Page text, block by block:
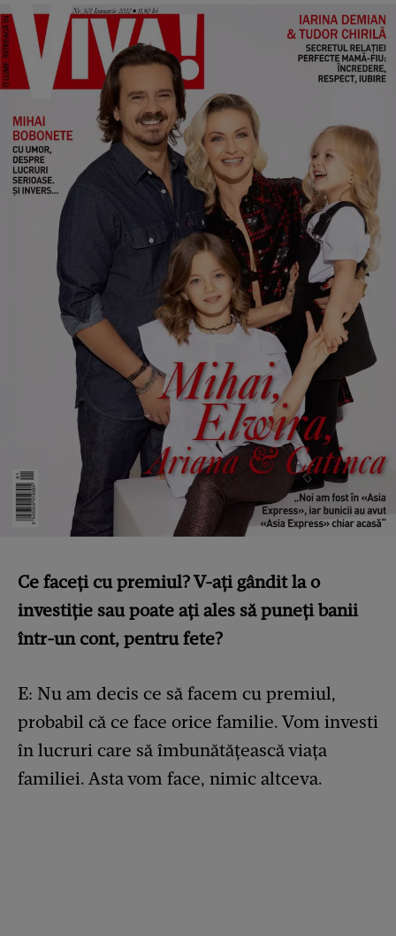
Ce faceți cu premiul? V-ați gândit la o
investiție sau poate ați ales să puneți banii
într-un cont, pentru fete?
E: Nu am decis ce să facem cu premiul,
probabil că ce face orice familie. Vom investi
în lucruri care să îmbunătățească viața
familiei. Asta vom face, nimic altceva.